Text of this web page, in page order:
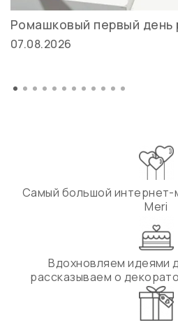
Ромашковый первый день
07.08.2026
Самый большой интернет-
Meri
Вдохновляем идеями
рассказываем о